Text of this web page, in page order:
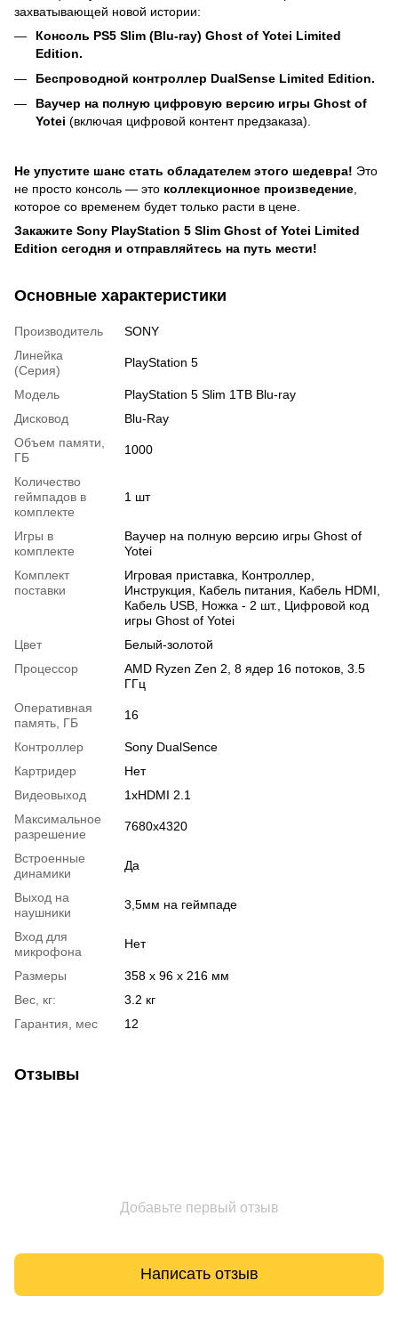
захватывающей новой истории:
Консоль PS5 Slim (Blu-ray) Ghost of Yotei Limited
Edition.
Беспроводной контроллер DualSense Limited Edition.
Ваучер на полную цифровую версию игры Ghost of
Yotei (включая цифровой контент предзаказа).
Не упустите шанс стать обладателем этого шедевра! Это
не просто консоль — это коллекционное произведение
которое со временем будет только расти в цене.
Закажите Sony PlayStation 5 Slim Ghost of Yotei Limited
Edition сегодня и отправляйтесь на путь мести!
Основные характеристики
Производитель
SONY
Линейка
(Серия)
PlayStation 5
Модель
PlayStation 5 Slim 1TB Blu-ray
Дисковод
Blu-Ray
Объем памяти,
ГБ
1000
Количество
геймпадов в
комплекте
1 шт
Игры в
комплекте
Ваучер на полную версию игры Ghost of
Yotei
Комплект
поставки
Игровая приставка, Контроллер,
Инструкция, Кабель питания, Кабель HDMI,
Кабель USB, Ножка - 2 шт., Цифровой код
игры Ghost of Yotei
Цвет
Белый-золотой
Процессор
AMD Ryzen Zen 2, 8 ядер 16 потоков, 3.5
ГГц
Оперативная
память, ГБ
16
Контроллер
Sony DualSence
Картридер
Нет
Видеовыход
1xHDMI 2.1
Максимальное
разрешение
7680x4320
Встроенные
динамики
Да
Выход на
наушники
3,5мм на геймпаде
Вход для
микрофона
Нет
Размеры
358 х 96 х 216 мм
Вес, кг:
3.2 кг
Гарантия, мес
12
Отзывы
Добавьте первый отзыв
Написать отзыв